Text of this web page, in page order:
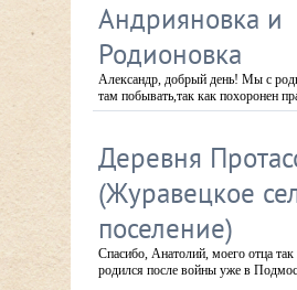
Андрияновка и
Родионовка
Александр, добрый день! Мы с
там побывать,так как похоронен
Деревня
(Журавецкое
поселение)
Спасибо, Анатолий, моего отца так
родился после войны уже в